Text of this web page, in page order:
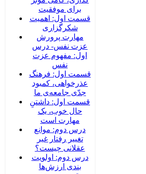
برای موفقیت
قسمت اول: اهمیت
شکرگزاری
مهارت پرورش
عزت نفس- درس
اول: مفهوم عزت
نفس
قسمت اول: فرهنگ
عذرخواهی، کمبود
جدّی جامعه‌ی ما
قسمت اول: داشتنِ
حال خوب، یک
مهارت است
درس دوم: موانع
تغییر رفتار غیر
عقلانی چیست؟
درس دوم: اولویت
بندی ارزش‌ها